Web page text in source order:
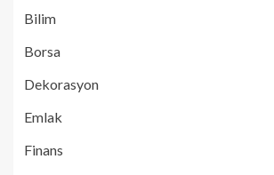
Bilim
Borsa
Dekorasyon
Emlak
Finans